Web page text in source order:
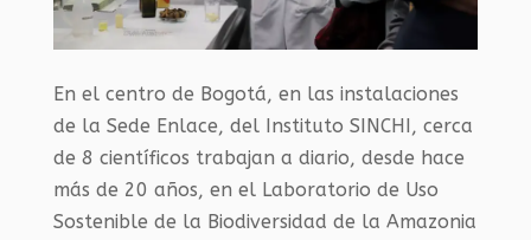
En el centro de Bogotá, en las instalaciones
de la Sede Enlace, del Instituto SINCHI, cerca
de 8 científicos trabajan a diario, desde hace
más de 20 años, en el Laboratorio de Uso
Sostenible de la Biodiversidad de la Amazonia